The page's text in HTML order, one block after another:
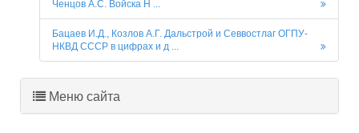
Ченцов А.С. Войска Н ...
Бацаев И.Д., Козлов А.Г. Дальстрой и Севвостлаг ОГПУ-
НКВД СССР в цифрах и д ...
Меню сайта